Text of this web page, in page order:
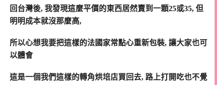
回台灣後, 我發現這麼平價的東西居然賣到一顆25或35, 但
明明成本就沒那麼高,
所以心想我要把這樣的法國家常點心重新包裝, 讓大家也可
以體會
這是一個我們這樣的轉角烘培店買回去, 路上打開吃也不覺